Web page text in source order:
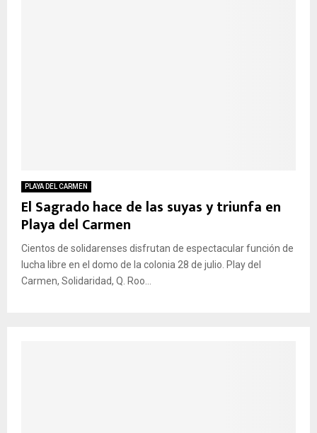
PLAYA DEL CARMEN
El Sagrado hace de las suyas y triunfa en
Playa del Carmen
Cientos de solidarenses disfrutan de espectacular función de
lucha libre en el domo de la colonia 28 de julio. Play del
Carmen, Solidaridad, Q. Roo...